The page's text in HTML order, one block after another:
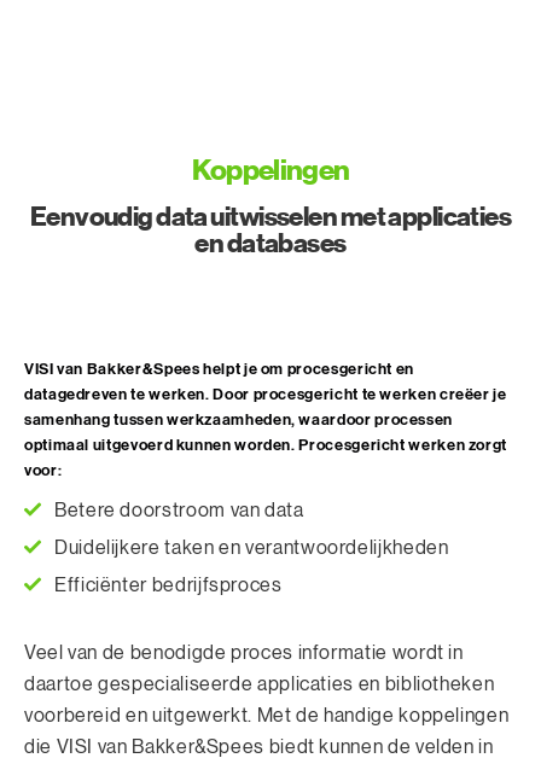
Koppelingen
Eenvoudig data uitwisselen met applicaties
en databases
VISI van Bakker&Spees helpt je om procesgericht en
datagedreven te werken. Door procesgericht te werken creëer je
samenhang tussen werkzaamheden, waardoor processen
optimaal uitgevoerd kunnen worden. Procesgericht werken zorgt
voor:
Betere doorstroom van data
Duidelijkere taken en verantwoordelijkheden
Efficiënter bedrijfsproces
Veel van de benodigde proces informatie wordt in
daartoe gespecialiseerde applicaties en bibliotheken
voorbereid en uitgewerkt. Met de handige koppelingen
die VISI van Bakker&Spees biedt kunnen de velden in